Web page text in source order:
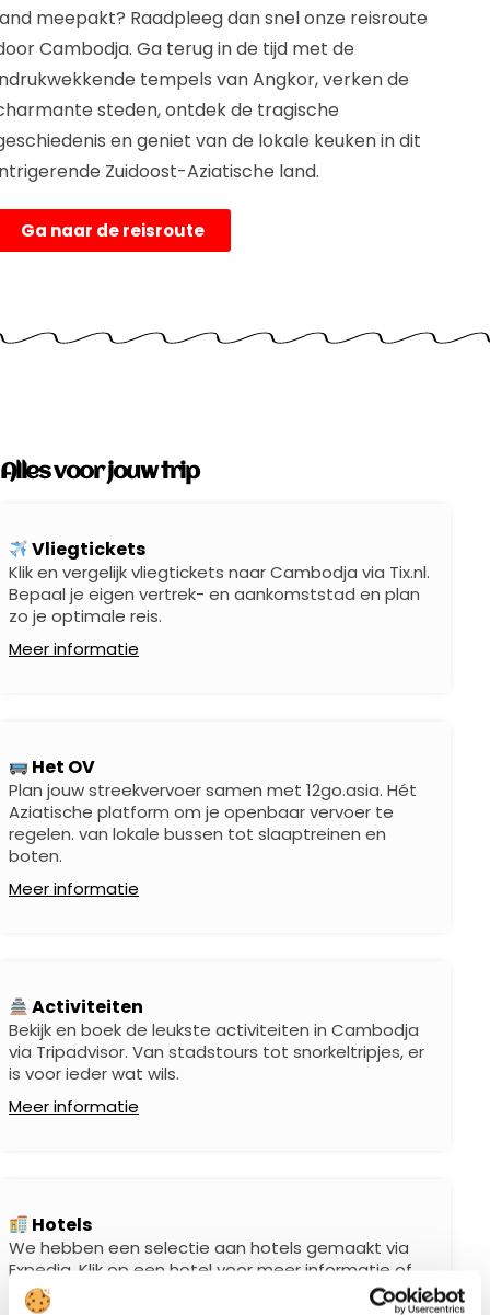
meepakt? Raadpleeg dan snel onze reisroute
Cambodja. Ga terug in de tijd met de
tempels van Angkor, verken de
steden, ontdek de tragische
en geniet van de lokale keuken in dit
Zuidoost-Aziatische land.
Ga naar de reisroute
Alles voor jouw trip
Vliegtickets
Klik en vergelijk vliegtickets naar Cambodja via Tix.nl.
Bepaal je eigen vertrek- en aankomststad en plan
zo je optimale reis.
Meer informatie
Het OV
Plan jouw streekvervoer samen met 12go.asia. Hét
Aziatische platform om je openbaar vervoer te
regelen. van lokale bussen tot slaaptreinen en
boten.
Meer informatie
Activiteiten
Bekijk en boek de leukste activiteiten in Cambodja
via Tripadvisor. Van stadstours tot snorkeltripjes, er
is voor ieder wat wils.
Meer informatie
Hotels
We hebben een selectie aan hotels gemaakt via
Expedia. Klik op een hotel voor meer informatie of
zoek via de website naar een hotel naar keuze.